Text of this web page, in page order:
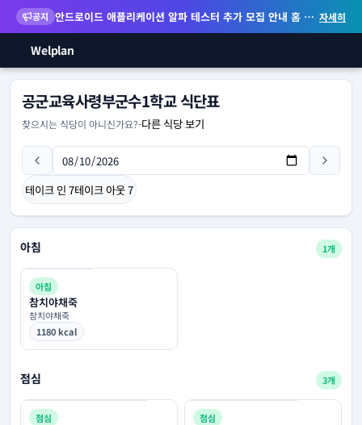
공지 안드로이드 애플리케이션 알파 테스터 추가 모집 안내 홈 화면 위젯 등 지원 자세히
Welplan
공군교육사령부군수1학교 식단표
찾으시는 식당이 아니신가요?-다른 식당 보기
테이크 인 7테이크 아웃7
아침 1개
아침
참치야채죽
참치야채죽
1180 kcal
점심 3개
점심 점심